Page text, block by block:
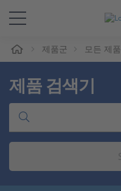
솔루션 및 제품
Support
동영상
제품군 모든 제품
제품 검색기